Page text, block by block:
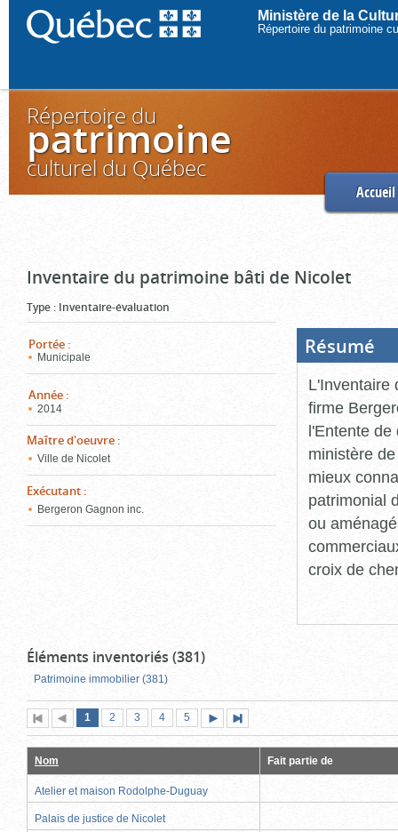
Ministère de la
Répertoire du patrimoine
Répertoire du
patrimoine
culturel du Québec
Accueil
Inventaire du patrimoine bâti de Nicolet
Type : Inventaire-évaluation
Portée :
Municipale
Année :
2014
Maître d'oeuvre :
Ville de Nicolet
Exécutant :
Bergeron Gagnon inc.
Résumé
L'Inventaire
firme
l'Entente de
ministère
mieux
patrimonial
ou
croix de
Éléments inventoriés (381)
Patrimoine immobilier (381)
Première
page
Page
précédente
Page
1 (page
actuelle)
Page
2 Page
3 Page
4 Page
5
suivante
page
Nom Fait partie de
Atelier et maison Rodolphe-Duguay
Palais de justice de Nicolet